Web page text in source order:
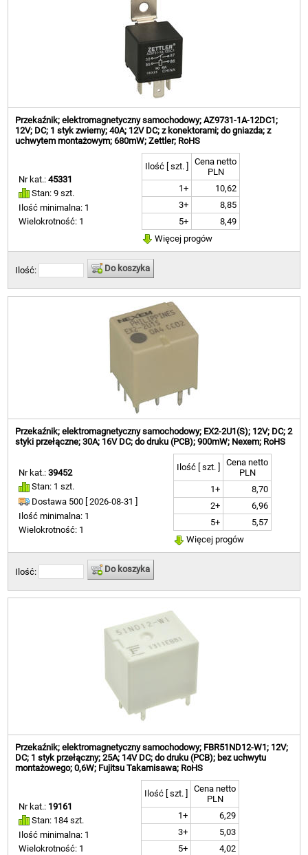
Przekaźnik; elektromagnetyczny samochodowy; AZ9731-1A-12DC1;
12V; DC; 1 styk zwierny; 40A; 12V DC; z konektorami; do gniazda; z
uchwytem montażowym; 680mW; Zettler; RoHS
Nr kat.:45331
Stan: 9 szt.
Ilość minimalna: 1
Wielokrotność: 1
Ilość [ szt. ]
Cena netto
PLN
1+
10,62
3+
8,85
5+
8,49
Więcej progów
Ilość: Do koszyka
Przekaźnik; elektromagnetyczny samochodowy; EX2-2U1(S); 12V; DC; 2
styki przełączne; 30A; 16V DC; do druku (PCB); 900mW; Nexem; RoHS
Nr kat.:39452
Stan: 1 szt.
Dostawa 500 [2026-08-31 ]
Ilość minimalna: 1
Wielokrotność: 1
Ilość [ szt. ]
Cena netto
PLN
1+
8,70
2+
6,96
5+
5,57
Więcej progów
Ilość: Do koszyka
Przekaźnik; elektromagnetyczny samochodowy; FBR51ND12-W1; 12V;
DC; 1 styk przełączny; 25A; 14V DC; do druku (PCB); bez uchwytu
montażowego; 0,6W; Fujitsu Takamisawa; RoHS
Nr kat.: 19161
Stan: 184 szt.
Ilość minimalna: 1
Wielokrotność: 1
Ilość [ szt. ]
Cena netto
PLN
1+
6,29
3+
5,03
5+
4,02